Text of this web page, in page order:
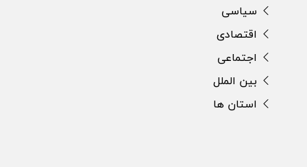
سیاسی
اقتصادی
اجتماعی
بین الملل
استان ها